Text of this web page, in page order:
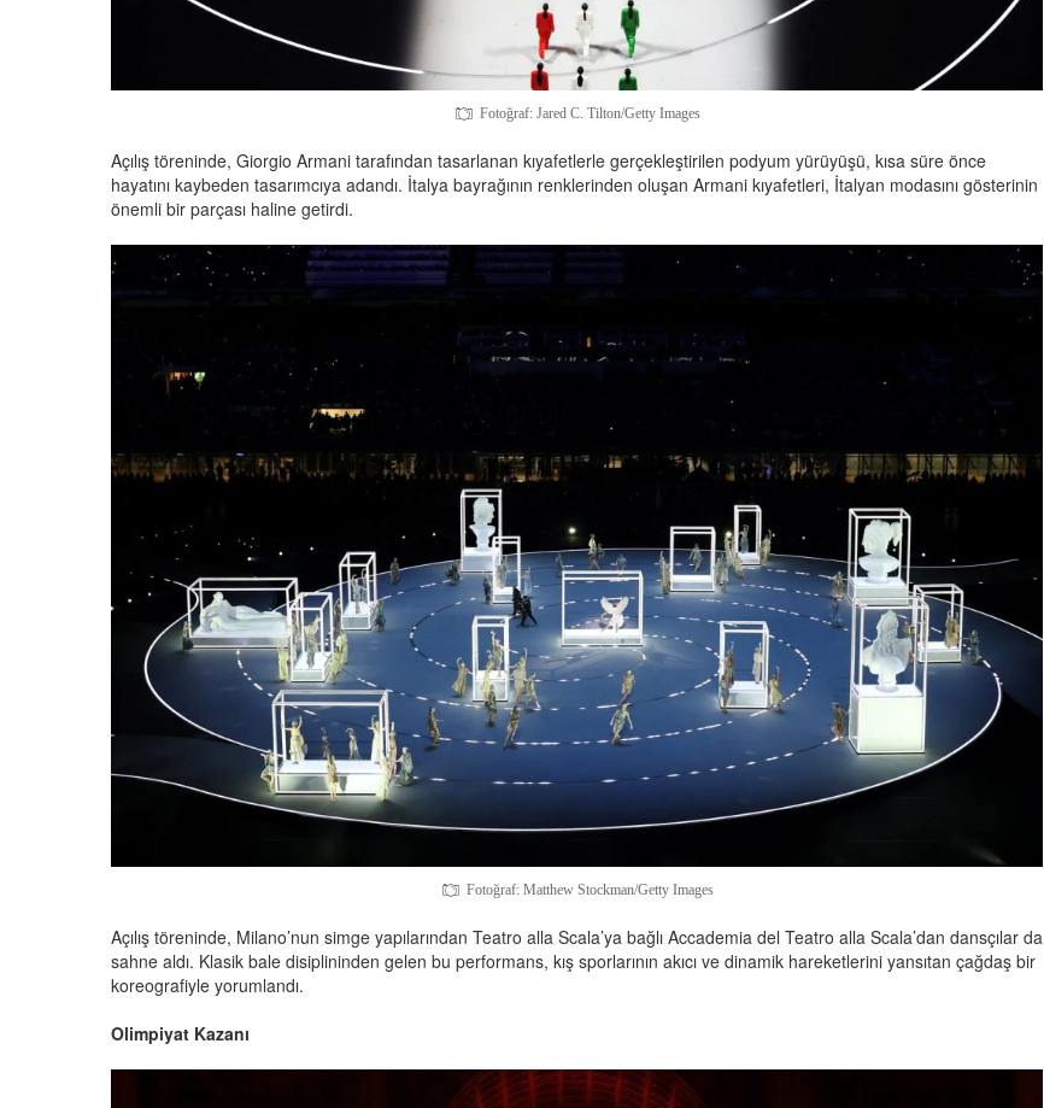
Fotoğraf: Jared C. Tilton/Getty Images
Açılış töreninde, Giorgio Armani tarafından tasarlanan kıyafetlerle gerçekleştirilen podyum yürüyüşü, kısa süre önce
hayatını kaybeden tasarımcıya adandı. İtalya bayrağının renklerinden oluşan Armani kıyafetleri, İtalyan modasını gösterinin
önemli bir parçası haline getirdi.
Fotoğraf: Matthew Stockman/Getty Images
Açılış töreninde, Milano’nun simge yapılarından Teatro alla Scala’ya bağlı Accademia del Teatro alla Scala’dan dansçılar da
sahne aldı. Klasik bale disiplininden gelen bu performans, kış sporlarının akıcı ve dinamik hareketlerini yansıtan çağdaş bir
koreografiyle yorumlandı.
Olimpiyat Kazanı